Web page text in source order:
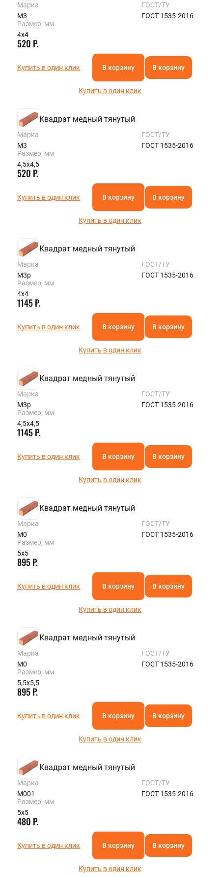
Марка
М3
ГОСТ/ТУ
ГОСТ 1535-2016
Размер, мм
4х4
520 Р.
Купить в один клик В корзину В корзину
Купить в один клик
Квадрат медный тянутый
Марка
М3
ГОСТ/ТУ
ГОСТ 1535-2016
Размер, мм
4,5х4,5
520 Р.
Купить в один клик В корзину В корзину
Купить в один клик
Квадрат медный тянутый
Марка
М3р
ГОСТ/ТУ
ГОСТ 1535-2016
Размер, мм
4х4
1145 Р.
Купить в один клик В корзину В корзину
Купить в один клик
Квадрат медный тянутый
Марка
М3р
ГОСТ/ТУ
ГОСТ 1535-2016
Размер, мм
4,5х4,5
1145 Р.
Купить в один клик В корзину В корзину
Купить в один клик
Квадрат медный тянутый
Марка
М0
ГОСТ/ТУ
ГОСТ 1535-2016
Размер, мм
5х5
895 Р.
Купить в один клик В корзину В корзину
Купить в один клик
Квадрат медный тянутый
Марка
М0
ГОСТ/ТУ
ГОСТ 1535-2016
Размер, мм
5,5х5,5
895 Р.
Купить в один клик В корзину В корзину
Купить в один клик
Квадрат медный тянутый
Марка
М001
ГОСТ/ТУ
ГОСТ 1535-2016
Размер, мм
5х5
480 Р.
Купить в один клик В корзину В корзину
Купить в один клик